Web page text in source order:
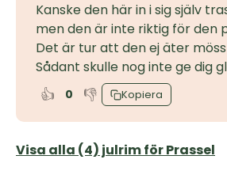
Kanske den här in i sig själv
men den är inte riktig för den
Det är tur att den ej äter
Sådant skulle nog inte ge dig
👍 0 👎 Kopiera
Visa alla (4) julrim för Prassel